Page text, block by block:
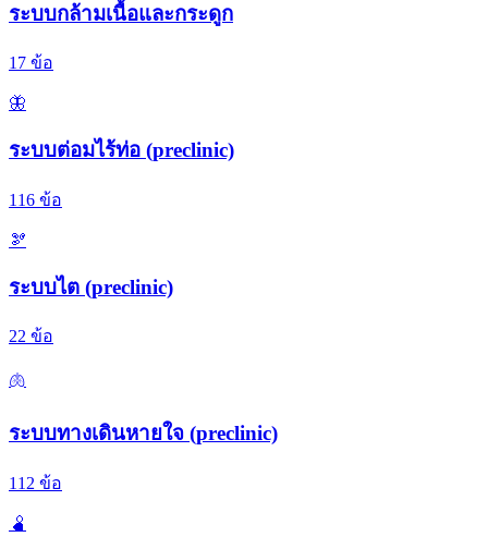
ระบบกล้ามเนื้อและกระดูก
17 ข้อ
🦋
ระบบต่อมไร้ท่อ (preclinic)
116 ข้อ
🫘
ระบบไต (preclinic)
22 ข้อ
🫁
ระบบทางเดินหายใจ (preclinic)
112 ข้อ
🫄